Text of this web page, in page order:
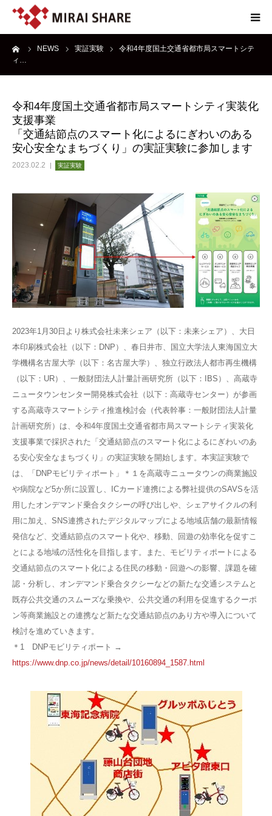
NEWS 実証実験
令和4年度国土交通省都市局スマートシテ
ィ…
令和4年度国土交通省都市局スマートシティ実装化
支援事業
「交通結節点のスマート化によるにぎわいのある
安心安全なまちづくり」の実証実験に参加します
2023.02.2 実証実験
2023年1月30日より株式会社未来シェア（以下：未来シェア）、大日
本印刷株式会社（以下：DNP）、春日井市、国立大学法人東海国立大
学機構名古屋大学（以下：名古屋大学）、独立行政法人都市再生機構
（以下：UR）、一般財団法人計量計画研究所（以下：IBS）、高蔵寺
ニュータウンセンター開発株式会社（以下：高蔵寺センター）が参画
する高蔵寺スマートシティ推進検討会（代表幹事：一般財団法人計量
計画研究所）は、令和4年度国土交通省都市局スマートシティ実装化
支援事業で採択された「交通結節点のスマート化によるにぎわいのあ
る安心安全なまちづくり」の実証実験を開始します。本実証実験で
は、「DNPモビリティポート」＊１を高蔵寺ニュータウンの商業施設
や病院など5か所に設置し、ICカード連携による弊社提供のSAVSを活
用したオンデマンド乗合タクシーの呼び出しや、シェアサイクルの利
用に加え、SNS連携されたデジタルマップによる地域店舗の最新情報
発信など、交通結節点のスマート化や、移動、回遊の効率化を促すこ
とによる地域の活性化を目指します。また、モビリティポートによる
交通結節点のスマート化による住民の移動・回遊への影響、課題を確
認・分析し、オンデマンド乗合タクシーなどの新たな交通システムと
既存公共交通のスムーズな乗換や、公共交通の利用を促進するクーポ
ン等商業施設との連携など新たな交通結節点のあり方や導入について
検討を進めていきます。
＊1 DNPモビリティポート →
https://www.dnp.co.jp/news/detail/10160894_1587.html
NEWS
SERVICE
REPORT